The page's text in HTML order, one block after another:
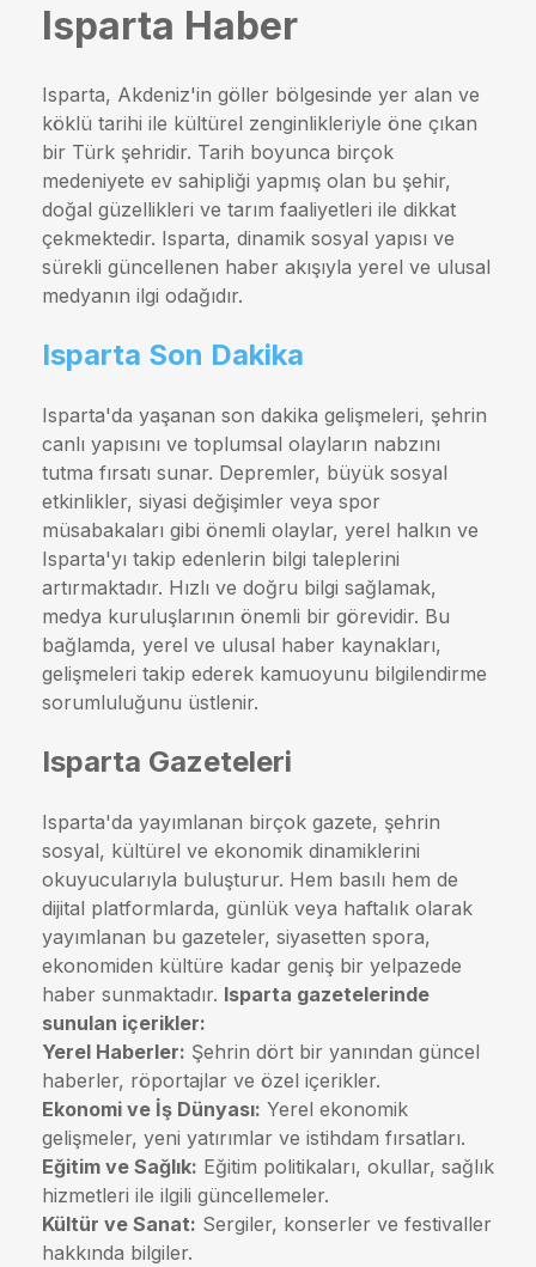
Isparta Haber
Isparta, Akdeniz'in göller bölgesinde yer alan ve
köklü tarihi ile kültürel zenginlikleriyle öne çıkan
bir Türk şehridir. Tarih boyunca birçok
medeniyete ev sahipliği yapmış olan bu şehir,
doğal güzellikleri ve tarım faaliyetleri ile dikkat
çekmektedir. Isparta, dinamik sosyal yapısı ve
sürekli güncellenen haber akışıyla yerel ve ulusal
medyanın ilgi odağıdır.
Isparta Son Dakika
Isparta'da yaşanan son dakika gelişmeleri, şehrin
canlı yapısını ve toplumsal olayların nabzını
tutma fırsatı sunar. Depremler, büyük sosyal
etkinlikler, siyasi değişimler veya spor
müsabakaları gibi önemli olaylar, yerel halkın ve
Isparta'yı takip edenlerin bilgi taleplerini
artırmaktadır. Hızlı ve doğru bilgi sağlamak,
medya kuruluşlarının önemli bir görevidir. Bu
bağlamda, yerel ve ulusal haber kaynakları,
gelişmeleri takip ederek kamuoyunu bilgilendirme
sorumluluğunu üstlenir.
Isparta Gazeteleri
Isparta'da yayımlanan birçok gazete, şehrin
sosyal, kültürel ve ekonomik dinamiklerini
okuyucularıyla buluşturur. Hem basılı hem de
dijital platformlarda, günlük veya haftalık olarak
yayımlanan bu gazeteler, siyasetten spora,
ekonomiden kültüre kadar geniş bir yelpazede
haber sunmaktadır. Isparta gazetelerinde
sunulan içerikler:
Yerel Haberler: Şehrin dört bir yanından güncel
haberler, röportajlar ve özel içerikler.
Ekonomi ve İş Dünyası: Yerel ekonomik
gelişmeler, yeni yatırımlar ve istihdam fırsatları.
Eğitim ve Sağlık: Eğitim politikaları, okullar, sağlık
hizmetleri ile ilgili güncellemeler.
Kültür ve Sanat: Sergiler, konserler ve festivaller
hakkında bilgiler.